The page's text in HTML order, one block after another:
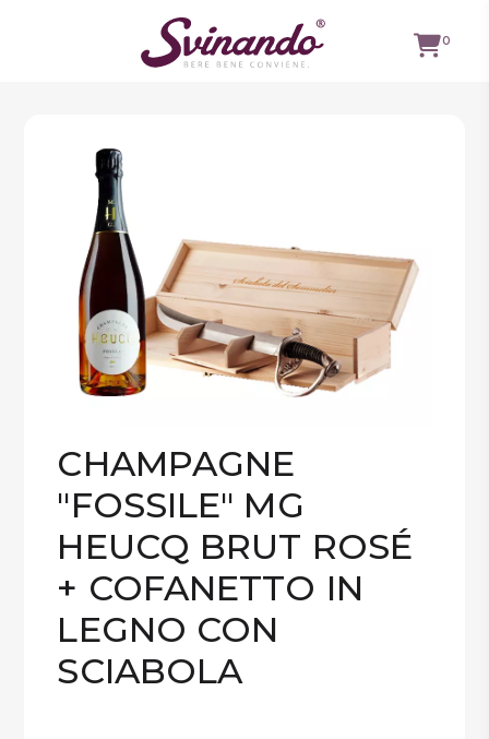
0
VINI ROSSI
BIANCHI
ROSATI
BOLLICINE
SPIRITS
DISPENSA
TUTTO A
-30%
Accedi
CHAMPAGNE
"FOSSILE" MG
HEUCQ BRUT ROSÉ
+ COFANETTO IN
LEGNO CON
SCIABOLA